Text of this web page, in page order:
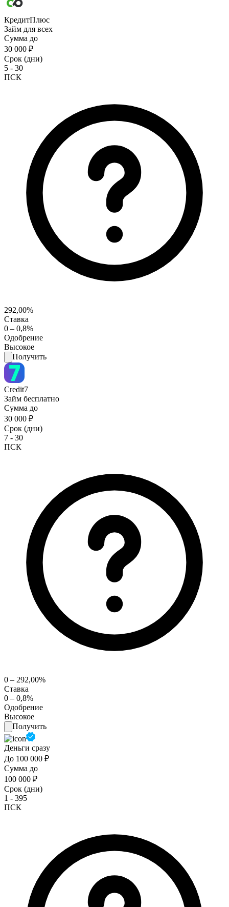
КредитПлюс
Займ для всех
Сумма до
30 000 ₽
Срок (дни)
5 - 30
ПСК
292,00%
Ставка
0 – 0,8%
Одобрение
Высокое
Получить
Credit7
Займ бесплатно
Сумма до
30 000 ₽
Срок (дни)
7 - 30
ПСК
0 – 292,00%
Ставка
0 – 0,8%
Одобрение
Высокое
Получить
Деньги сразу
До 100 000 ₽
Сумма до
100 000 ₽
Срок (дни)
1 - 395
ПСК